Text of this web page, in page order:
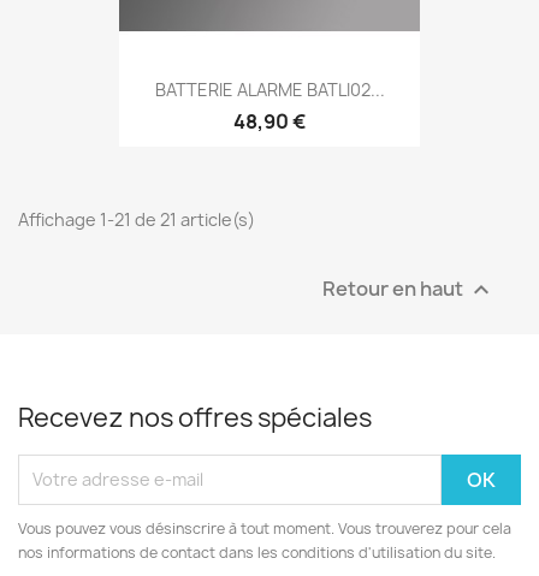
BATTERIE ALARME BATLI02...
48,90 €
Affichage 1-21 de 21 article(s)
Retour en haut 
Recevez nos offres spéciales
Vous pouvez vous désinscrire à tout moment. Vous trouverez pour cela
nos informations de contact dans les conditions d'utilisation du site.